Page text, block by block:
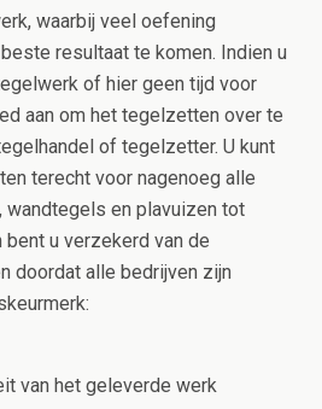
waarbij veel oefening
resultaat te komen. Indien u
of hier geen tijd voor
aan om het tegelzetten over te
of tegelzetter. U kunt
terecht voor nagenoeg alle
en plavuizen tot
u verzekerd van de
doordat alle bedrijven zijn
van het geleverde werk